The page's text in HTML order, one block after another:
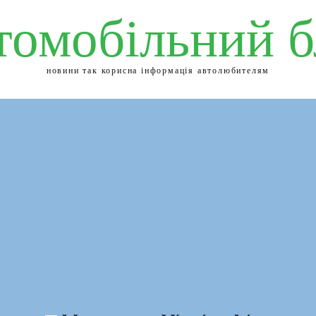
новини так корисна інформація автолюбителям